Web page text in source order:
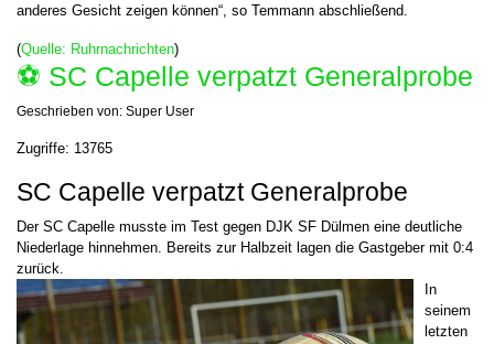
anderes Gesicht zeigen können“, so Temmann abschließend.
(Quelle: Ruhrnachrichten)
⚽️ SC Capelle verpatzt Generalprobe
Geschrieben von: Super User
Zugriffe: 13765
SC Capelle verpatzt Generalprobe
Der SC Capelle musste im Test gegen DJK SF Dülmen eine deutliche
Niederlage hinnehmen. Bereits zur Halbzeit lagen die Gastgeber mit 0:4
zurück.
In
seinem
letzten